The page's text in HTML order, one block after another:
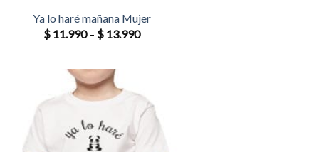
Ya lo haré mañana Mujer
$11.990– $13.990